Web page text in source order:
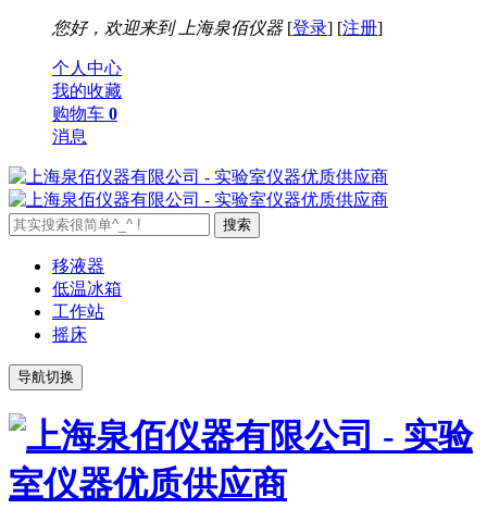
您好，欢迎来到 上海泉佰仪器[登录] [注册]
个人中心
我的收藏
购物车 0
消息
移液器
低温冰箱
工作站
摇床
导航切换